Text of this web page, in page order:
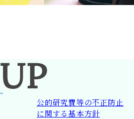
UP
公的研究費等の不正防止
に関する基本方針